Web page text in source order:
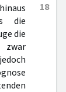
18
die
die
zwar